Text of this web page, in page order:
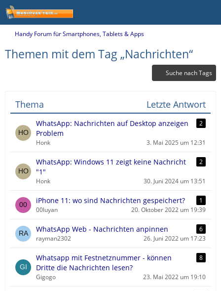
Handy Forum für Smartphones, Tablets & Apps
Themen mit dem Tag „Nachrichten“
Suche nach Tags
Thema Letzte Antwort
WhatsApp: Nachrichten auf Desktop anzeigen
Problem
2
Honk 3. Mai 2025 um 12:31
WhatsApp: Windows 11 zeigt keine Nachricht
"1"
2
Honk 30. Juni 2024 um 13:51
iPhone 11: wo sind Nachrichten gespeichert?
1
00luyan
20. Oktober 2022 um 19:39
WhatsApp Web - Nachrichten anpinnen
6
rayman2302
26. Juni 2022 um 17:23
Whatsapp mit Festnetznummer - können
Dritte die Nachrichten lesen?
8
Gigogo 23. Mai 2022 um 19:10